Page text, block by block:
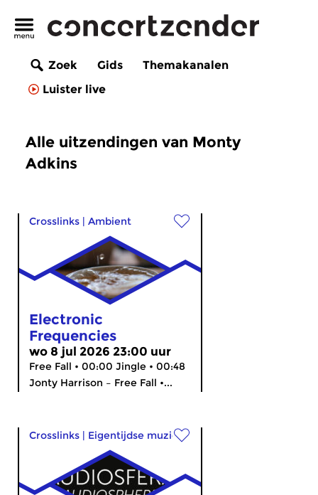
Zoek Gids
Themakanalen
Luister live
Alle uitzendingen van Monty
Adkins
Crosslinks | Ambient
Electronic
Frequencies
wo 8 jul 2026 23:00 uur
Free Fall • 00:00 Jingle • 00:48
Jonty Harrison – Free Fall •...
Crosslinks | Eigentijdse muziek